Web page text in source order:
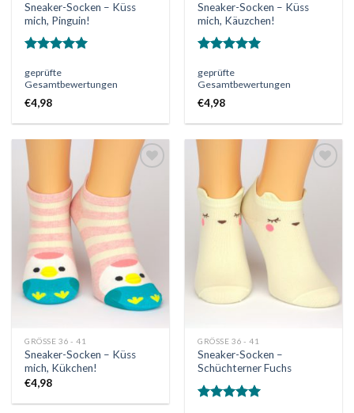
Sneaker-Socken – Küss
mich, Pinguin!
mit5.00
von 5
geprüfte
Gesamtbewertungen
€4,98
Sneaker-Socken – Küss
mich, Käuzchen!
mit5.00
von 5
geprüfte
Gesamtbewertungen
€4,98
Wunschliste
GRÖSSE 36 - 41
Sneaker-Socken – Küss
mich, Kükchen!
€4,98
GRÖSSE 36 - 41
Sneaker-Socken –
Schüchterner Fuchs